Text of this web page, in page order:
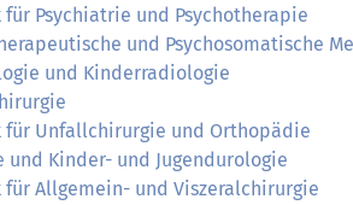
Psychiatrie und Psychotherapie
und Psychosomatische
und Kinderradiologie
Unfallchirurgie und Orthopädie
und Kinder- und Jugendurologie
Allgemein- und Viszeralchirurgie